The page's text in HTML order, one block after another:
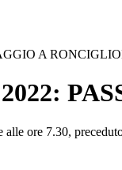
A
ore 7.30,